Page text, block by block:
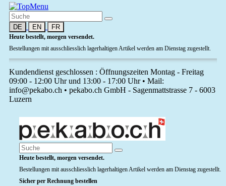
DE EN FR
Heute bestellt, morgen versendet.
Bestellungen mit ausschliesslich lagerhaltigen Artikel werden am Dienstag zugestellt.
Kundendienst geschlossen : Öffnungszeiten Montag - Freitag
09:00 - 12:00 Uhr und 13:00 - 17:00 Uhr • Mail:
info@pekabo.ch • pekabo.ch GmbH - Sagenmattstrasse 7 - 6003
Luzern
Heute bestellt, morgen versendet.
Bestellungen mit ausschliesslich lagerhaltigen Artikel werden am Dienstag zugestellt.
Sicher per Rechnung bestellen